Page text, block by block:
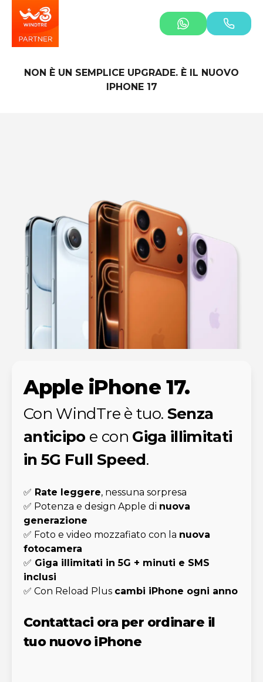
NON È UN SEMPLICE UPGRADE. È IL NUOVO
IPHONE 17
Apple iPhone 17.
Con WindTre è tuo. Senza
anticipo e con Giga illimitati
in 5G Full Speed.
✅ Rate leggere, nessuna sorpresa
✅ Potenza e design Apple di nuova
generazione
✅ Foto e video mozzafiato con la nuova
fotocamera
✅ Giga illimitati in 5G + minuti e SMS
inclusi
✅ Con Reload Plus cambi iPhone ogni anno
Contattaci ora per ordinare il
tuo nuovo iPhone